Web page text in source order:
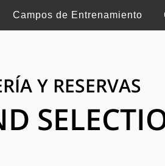
Campos de Entrenamiento
Y RESERVAS